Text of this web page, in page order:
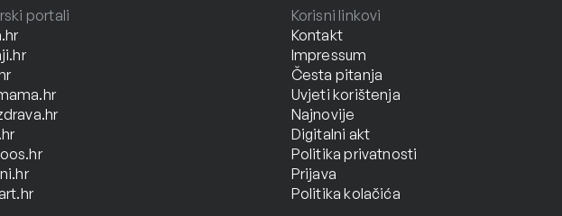
portali
Korisni linkovi
Kontakt
Impressum
Česta pitanja
Uvjeti korištenja
Najnovije
Digitalni akt
Politika privatnosti
Prijava
Politika kolačića